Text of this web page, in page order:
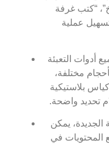
“كتب غرفة
عملية
أدوات التعبئة
مختلفة،
بلاستيكية
تحديد واضحة.
الجديدة، يمكن
المحتويات في